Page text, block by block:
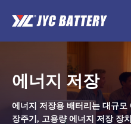
에너지 저장
에너지 저장용 배터리는 대규
장주기, 고용량 에너지 저장 장